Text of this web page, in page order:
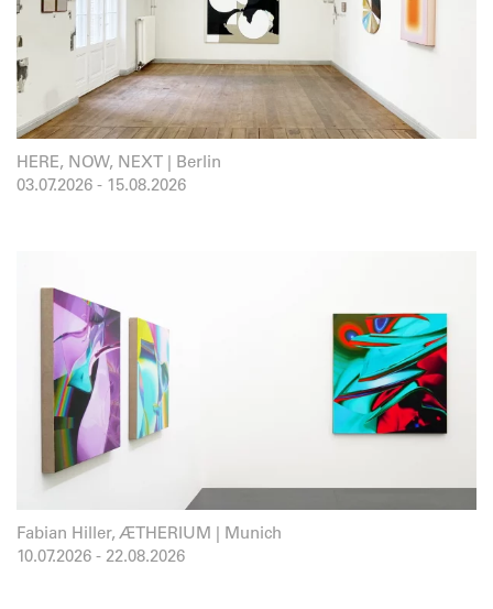
HERE, NOW, NEXT | Berlin
03.07.2026 - 15.08.2026
Fabian Hiller, ÆTHERIUM | Munich
10.07.2026 - 22.08.2026